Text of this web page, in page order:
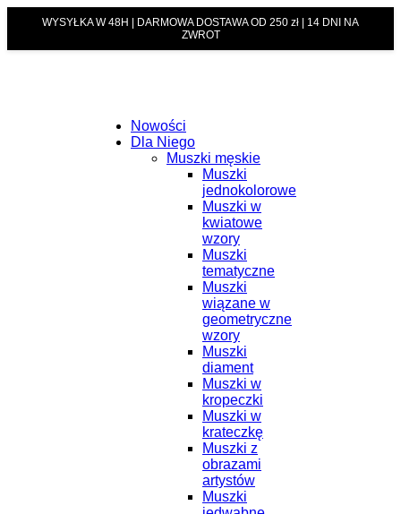
WYSYŁKA W 48H | DARMOWA DOSTAWA OD 250 zł | 14 DNI NA
ZWROT
Nowości
Dla Niego
Muszki męskie
Muszki
jednokolorowe
Muszki w
kwiatowe
wzory
Muszki
tematyczne
Muszki
wiązane w
geometryczne
wzory
Muszki
diament
Muszki w
kropeczki
Muszki w
krateczkę
Muszki z
obrazami
artystów
Muszki